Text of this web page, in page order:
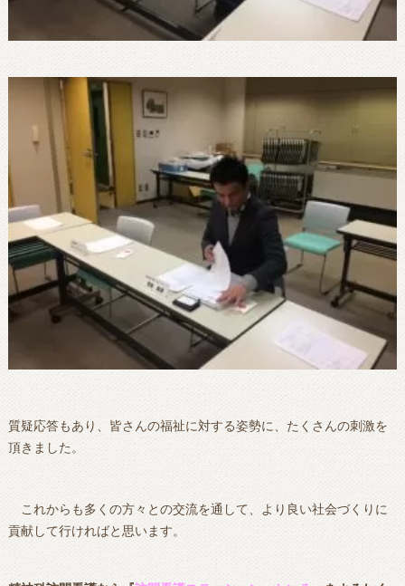
質疑応答もあり、皆さんの福祉に対する姿勢に、たくさんの刺激を
頂きました。
これからも多くの方々との交流を通して、より良い社会づくりに
貢献して行ければと思います。